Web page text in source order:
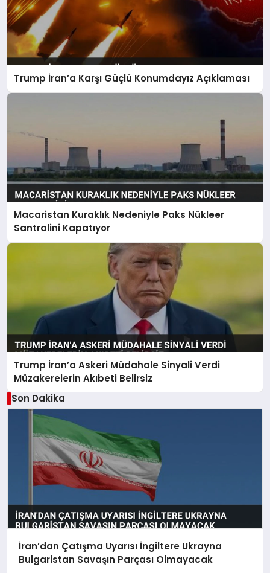
Trump İran’a Karşı Güçlü Konumdayız Açıklaması
Macaristan Kuraklık Nedeniyle Paks Nükleer
Santralini Kapatıyor
Trump İran’a Askeri Müdahale Sinyali Verdi
Müzakerelerin Akıbeti Belirsiz
Son Dakika
İran’dan Çatışma Uyarısı İngiltere Ukrayna
Bulgaristan Savaşın Parçası Olmayacak